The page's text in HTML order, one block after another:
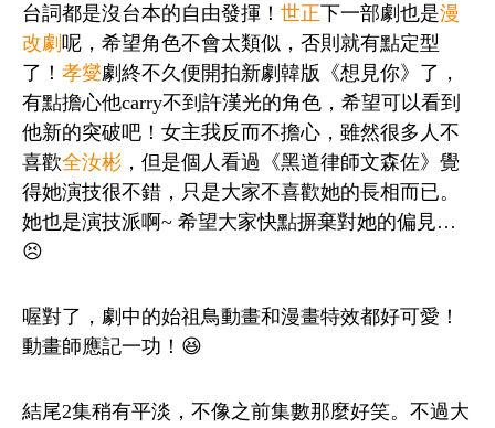
台詞都是沒台本的自由發揮！ 世正下一部劇也是漫
改劇 呢，希望角色不會太類似，否則就有點定型
了！ 孝燮劇終不久便開拍新劇韓版《想見你》了，
有點擔心他carry不到許漢光的角色，希望可以看到
他新的突破吧！女主我反而不擔心，雖然很多人不
喜歡全汝彬 ，但是個人看過《黑道律師文森佐》覺
得她演技很不錯，只是大家不喜歡她的長相而已。
她也是演技派啊~ 希望大家快點摒棄對她的偏見…
😣
喔對了，劇中的始祖鳥動畫和漫畫特效都好可愛！
動畫師應記一功！😆
結尾2集稍有平淡，不像之前集數那麼好笑。不過大